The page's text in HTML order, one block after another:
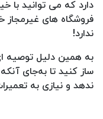
دارد که می توانید با
فروشگاه های غیرمجاز
ندارد!
به همین دلیل توصیه
ساز کنید تا به‌جای
ندهد و نیازی به